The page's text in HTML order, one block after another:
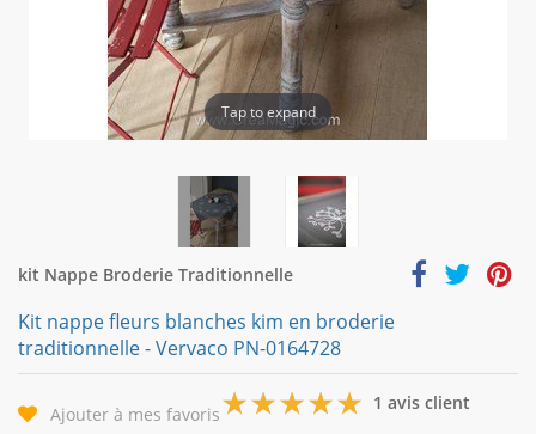
Tap to expand
kit Nappe Broderie Traditionnelle
Kit nappe fleurs blanches kim en broderie
traditionnelle - Vervaco PN-0164728
5
1 avis client
Ajouter à mes favoris